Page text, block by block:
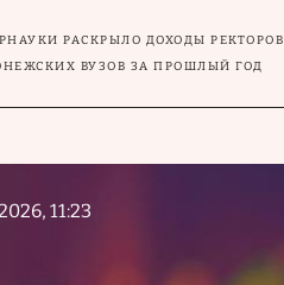
РАСКРЫЛО ДОХОДЫ РЕКТОРОВ
ВУЗОВ ЗА ПРОШЛЫЙ ГОД
11:23